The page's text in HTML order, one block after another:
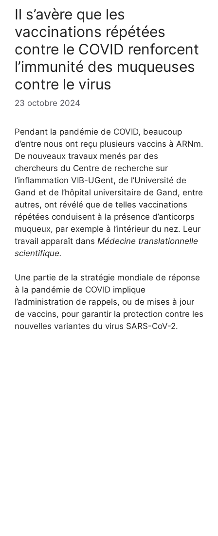
Il s’avère que les
vaccinations répétées
contre le COVID renforcent
l’immunité des muqueuses
contre le virus
23 octobre 2024
Pendant la pandémie de COVID, beaucoup
d’entre nous ont reçu plusieurs vaccins à ARNm.
De nouveaux travaux menés par des
chercheurs du Centre de recherche sur
l’inflammation VIB-UGent, de l’Université de
Gand et de l’hôpital universitaire de Gand, entre
autres, ont révélé que de telles vaccinations
répétées conduisent à la présence d’anticorps
muqueux, par exemple à l’intérieur du nez. Leur
travail apparaît dans Médecine translationnelle
scientifique.
Une partie de la stratégie mondiale de réponse
à la pandémie de COVID implique
l’administration de rappels, ou de mises à jour
de vaccins, pour garantir la protection contre les
nouvelles variantes du virus SARS-CoV-2.